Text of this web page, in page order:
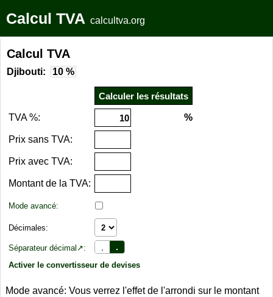
Calcul TVA calcultva.org
Calcul TVA
Djibouti: 10 %
TVA %: %
Prix sans TVA:
Prix avec TVA:
Montant de la TVA:
Mode avancé:
Décimales:
Séparateur décimal↗: .
Activer le convertisseur de devises
Mode avancé: Vous verrez l'effet de l'arrondi sur le montant